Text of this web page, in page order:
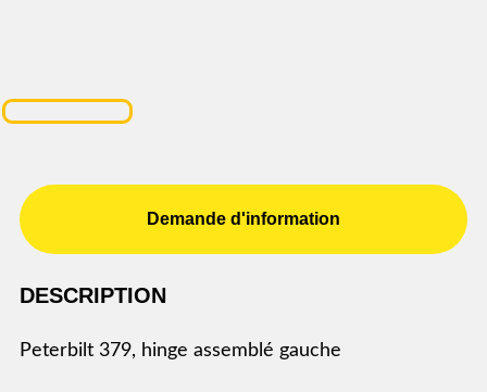
Demande d'information
DESCRIPTION
peterbilt 379, hinge assemblé gauche